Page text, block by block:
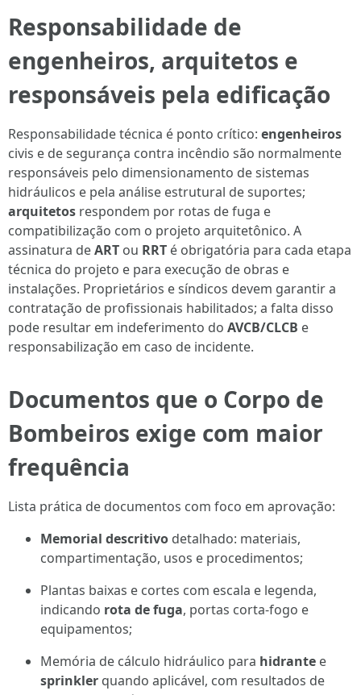
Responsabilidade de
engenheiros, arquitetos e
responsáveis pela edificação
Responsabilidade técnica é ponto crítico: engenheiros
civis e de segurança contra incêndio são normalmente
responsáveis pelo dimensionamento de sistemas
hidráulicos e pela análise estrutural de suportes;
arquitetos respondem por rotas de fuga e
compatibilização com o projeto arquitetônico. A
assinatura deART ou RRT é obrigatória para cada etapa
técnica do projeto e para execução de obras e
instalações. Proprietários e síndicos devem garantir a
contratação de profissionais habilitados; a falta disso
pode resultar em indeferimento do AVCB/CLCB e
responsabilização em caso de incidente.
Documentos que o Corpo de
Bombeiros exige com maior
frequência
Lista prática de documentos com foco em aprovação:
Memorial descritivo detalhado: materiais,
compartimentação, usos e procedimentos;
Plantas baixas e cortes com escala e legenda,
indicando rota de fuga, portas corta‑fogo e
equipamentos;
Memória de cálculo hidráulico para hidrante e
sprinkler quando aplicável, com resultados de